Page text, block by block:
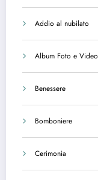
Addio al nubilato
Album Foto e Video
Benessere
Bomboniere
Cerimonia